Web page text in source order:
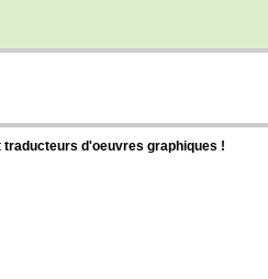
d'oeuvres graphiques !